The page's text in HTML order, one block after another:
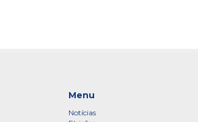
Menu
Notícias